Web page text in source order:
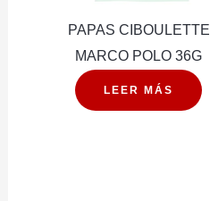
PAPAS CIBOULETTE
MARCO POLO 36G
LEER MÁS